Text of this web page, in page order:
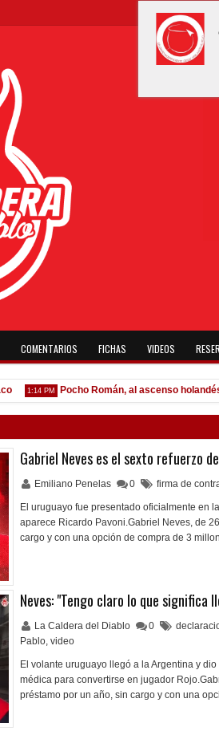
COMENTARIOS FICHAS VIDEOS
1:14 PM Pocho Román, al ascenso holandés
Gabriel Neves es el sexto refuerzo
Emiliano Penelas 0 firma de
El uruguayo fue presentado oficialmente en
aparece Ricardo Pavoni.Gabriel Neves, de
cargo y con una opción de compra de 3
Neves: "Tengo claro lo que significa
La Caldera del Diablo 0
Pablo, video
El volante uruguayo llegó a la Argentina y
médica para convertirse en jugador
préstamo por un año, sin cargo y con una